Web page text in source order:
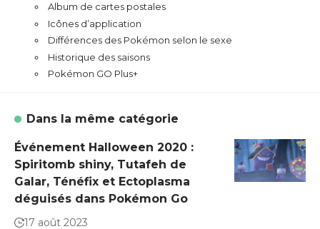
Album de cartes postales
Icônes d’application
Différences des Pokémon selon le sexe
Historique des saisons
Pokémon GO Plus+
Dans la même catégorie
Événement Halloween 2020 :
Spiritomb shiny, Tutafeh de
Galar, Ténéfix et Ectoplasma
déguisés dans Pokémon Go
17 août 2023